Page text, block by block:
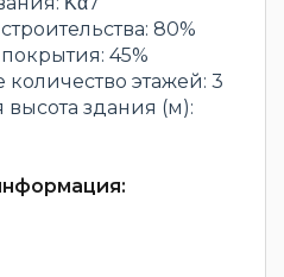
80%
45%
этажей: 3
здания (м):